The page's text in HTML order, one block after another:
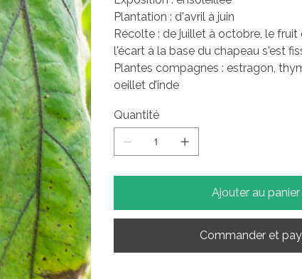
Plantation : d'avril à juin
Récolte : de juillet à octobre, le
l'écart à la base du chapeau s'est
Plantes compagnes : estragon,
oeillet d’inde
Quantité
Ajouter au panier
Commander et